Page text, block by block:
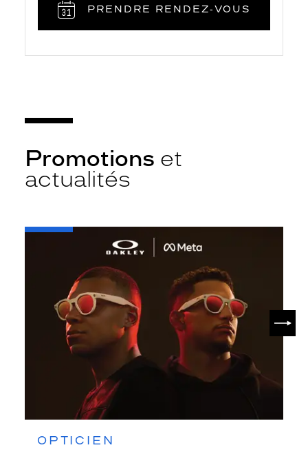
PRENDRE RENDEZ‑VOUS
Promotions et
actualités
OPTICIEN
-